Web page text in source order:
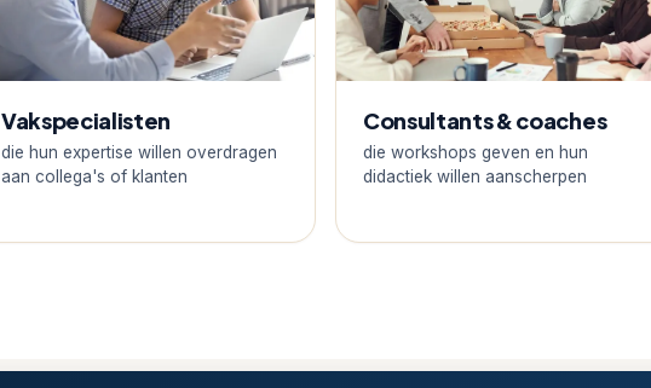
Vakspecialisten
die hun expertise willen overdragen
aan collega's of klanten
Consultants & coaches
die workshops geven en hun
didactiek willen aanscherpen